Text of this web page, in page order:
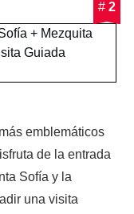
# 2
+ Mezquita
Guiada
emblemáticos
de la entrada
Sofía y la
una visita